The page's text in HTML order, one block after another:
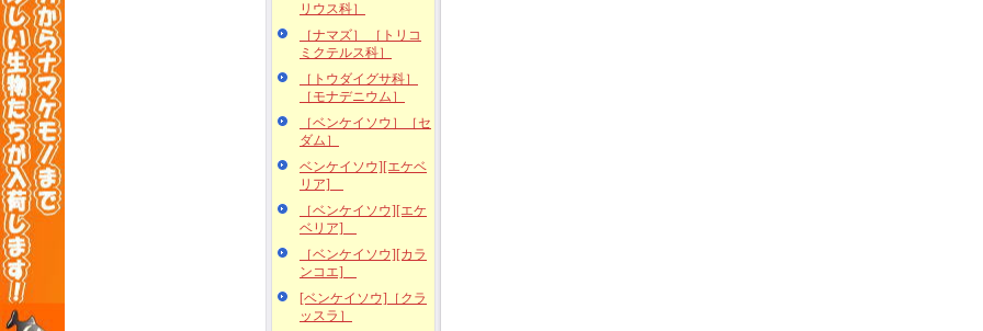
リウス科］
［ナマズ］ ［トリコ
ミクテルス科］
［トウダイグサ科］
［モナデニウム］
［ベンケイソウ］［セ
ダム］
ベンケイソウ][エケベ
リア]
［ベンケイソウ][エケ
ベリア]
［ベンケイソウ][カラ
ンコエ]
[ベンケイソウ]［クラ
ッスラ］